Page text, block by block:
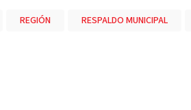
REGIÓN RESPALDO MUNICIPAL